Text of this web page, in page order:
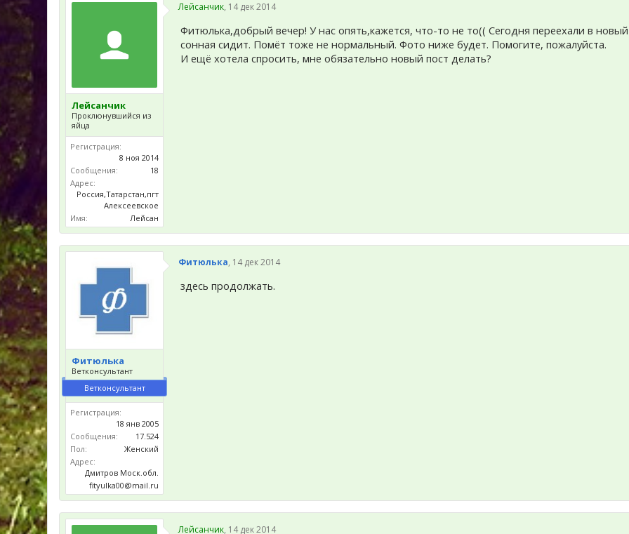
Лейсанчик
Проклюнувшийся из
яйца
Регистрация:
8 ноя 2014
Сообщения:
18
Адрес:
Россия,Татарстан,пгт
Алексеевское
Имя:
Лейсан
Лейсанчик, 14 дек 2014
Фитюлька,добрый вечер! У нас опять,кажется, что-то не то(( Сегодня переехали в
сонная сидит. Помёт тоже не нормальный. Фото ниже будет. Помогите, пожалуйста.
И ещё хотела спросить, мне обязательно новый пост делать?
Фитюлька
Ветконсультант
Ветконсультант
Регистрация:
18 янв 2005
Сообщения:
17.524
Пол:
Женский
Адрес:
Дмитров Моск.обл.
fityulka00@mail.ru
Фитюлька, 14 дек 2014
здесь продолжать.
Лейсанчик, 14 дек 2014